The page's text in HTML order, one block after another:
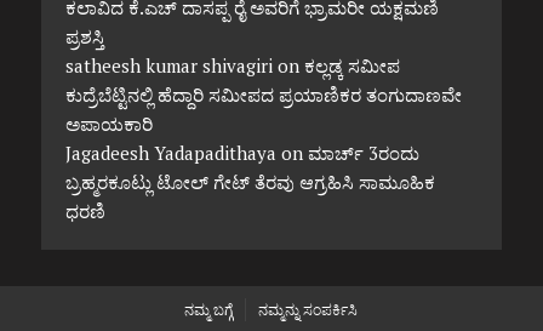
ಕಲಾವಿದ ಕೆ.ಎಚ್ ದಾಸಪ್ಪ ರೈ ಅವರಿಗೆ ಭ್ರಾಮರೀ ಯಕ್ಷಮಣಿ
ಪ್ರಶಸ್ತಿ
satheesh kumar shivagirion ಕಲ್ಲಡ್ಕ ಸಮೀಪ
ಕುದ್ರೆಬೆಟ್ಟಿನಲ್ಲಿ ಹೆದ್ದಾರಿ ಸಮೀಪದ ಪ್ರಯಾಣಿಕರ ತಂಗುದಾಣವೇ
ಅಪಾಯಕಾರಿ
Jagadeesh Yadapadithaya on ಮಾರ್ಚ್ 3ರಂದು
ಬ್ರಹ್ಮರಕೂಟ್ಲು ಟೋಲ್ ಗೇಟ್ ತೆರವು ಆಗ್ರಹಿಸಿ ಸಾಮೂಹಿಕ
ಧರಣಿ
ನಮ್ಮ ಬಗ್ಗೆ ನಮ್ಮನ್ನು ಸಂಪರ್ಕಿಸಿ